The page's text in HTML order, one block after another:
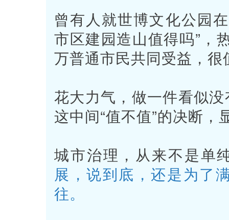
曾有人就世博文化公园
市区建园造山值得吗”，
万普通市民共同受益，很
花大力气，做一件看似
这中间“值不值”的决断
城市治理，从来不是单
展，说到底，还是为了
往。